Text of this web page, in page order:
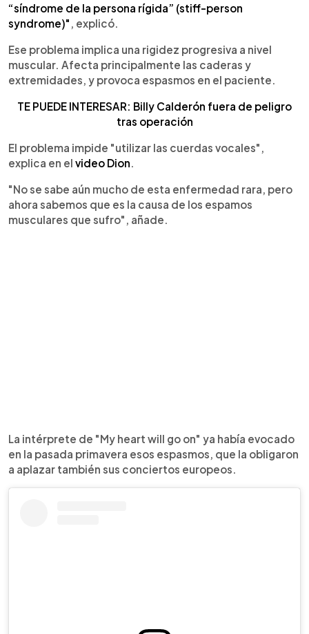
“síndrome de la persona rígida” (stiff-person
syndrome)" , explicó.
Ese problema implica una rigidez progresiva a nivel
muscular. Afecta principalmente las caderas y
extremidades, y provoca espasmos en el paciente.
TE PUEDE INTERESAR: Billy Calderón fuera de peligro
tras operación
El problema impide "utilizar las cuerdas vocales",
explica en el video Dion.
"No se sabe aún mucho de esta enfermedad rara, pero
ahora sabemos que es la causa de los espamos
musculares que sufro", añade.
La intérprete de "My heart will go on" ya había evocado
en la pasada primavera esos espasmos, que la obligaron
a aplazar también sus conciertos europeos.